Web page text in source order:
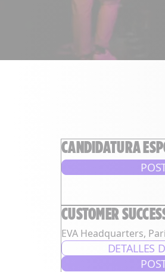
CANDIDATURA
CUSTOMER
EVA Headquarters,
DETALLES